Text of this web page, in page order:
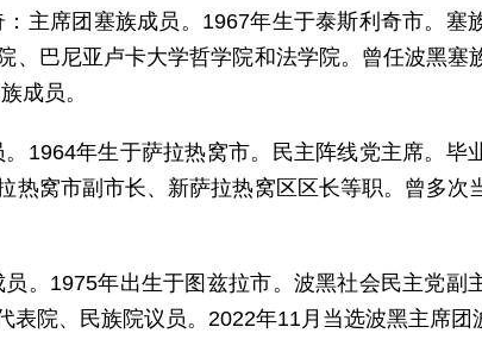
：主席团塞族成员。1967年生于泰斯利奇市。塞
、巴尼亚卢卡大学哲学院和法学院。曾任波黑塞
成员。
1964年生于萨拉热窝市。民主阵线党主席。毕
热窝市副市长、新萨拉热窝区区长等职。曾多次
。1975年出生于图兹拉市。波黑社会民主党副
院、民族院议员。2022年11月当选波黑主席团